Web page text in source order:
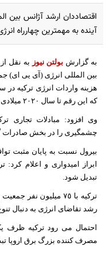
اقتصاددان ارشد آژانس بین
آینده به مهمترین چهارراه
به گزارش بولتن نیوز به نقل
که این رقم تا سال ٢٠٢٠ میلادی به ٨٠ میلیارد دلار می رسد
وی افزود: مبادلات تجاری
چشمگیری را در بخش صادرات
بیرول نسبت به پایان مثبت
ابراز امیدواری و اعلام
تبدیل شود.
ترکیه با ٧٥ میلیون
رشد تقاضای انرژی به دنبال
احتمال می رود ترکیه ظرف
مصرف کننده بزرگ برق اروپا